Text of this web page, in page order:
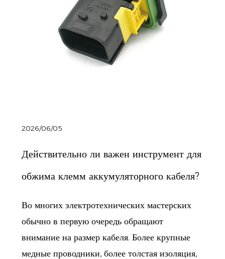
2026/06/05
Действительно ли важен инструмент для
обжима клемм аккумуляторного кабеля?
Во многих электротехнических мастерских
обычно в первую очередь обращают
внимание на размер кабеля. Более крупные
медные проводники, более толстая изоляция,